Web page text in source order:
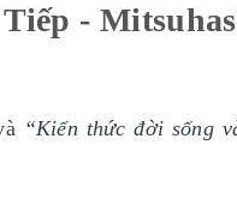
-
“Kiến thức đời sống